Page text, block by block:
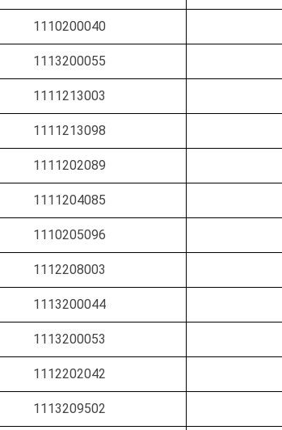
1110200040
1113200055
1111213003
1111213098
1111202089
1111204085
1110205096
1112208003
1113200044
1113200053
1112202042
1113209502